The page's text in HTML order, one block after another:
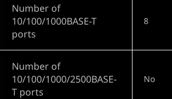
Number of
10/100/1000BASE-T
ports
8
Number of
10/100/1000/2500BASE-
T ports
No